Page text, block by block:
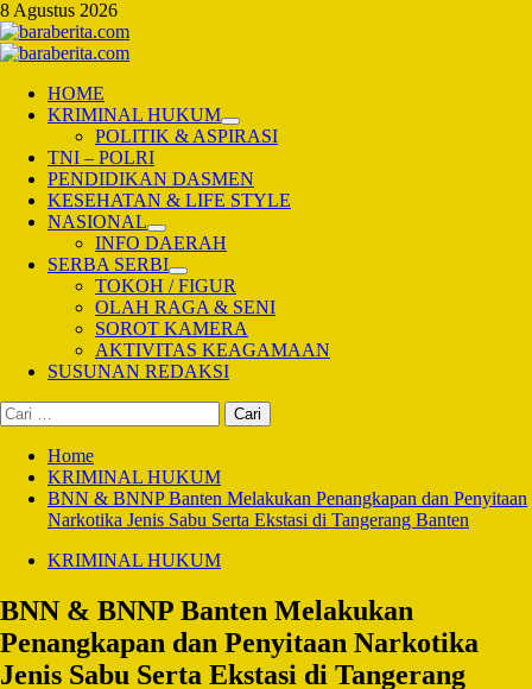
Skip
to
content
8 Agustus 2026
Primary
HOME
KRIMINAL HUKUM
POLITIK & ASPIRASI
TNI – POLRI
PENDIDIKAN DASMEN
KESEHATAN & LIFE STYLE
NASIONAL
INFO DAERAH
SERBA SERBI
TOKOH / FIGUR
OLAH RAGA & SENI
SOROT KAMERA
AKTIVITAS KEAGAMAAN
SUSUNAN REDAKSI
Cari
untuk:
Home
KRIMINAL HUKUM
BNN & BNNP Banten Melakukan Penangkapan dan Penyitaan
Narkotika Jenis Sabu Serta Ekstasi di Tangerang Banten
KRIMINAL HUKUM
BNN & BNNP Banten Melakukan
Penangkapan dan Penyitaan Narkotika
Jenis Sabu Serta Ekstasi di Tangerang